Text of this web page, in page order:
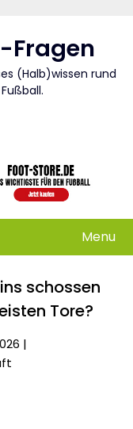
Fragen
(Halb)wissen rund
Menu
schossen
Tore?
|